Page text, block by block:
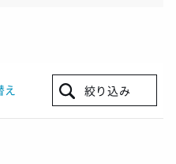
え 絞り込み